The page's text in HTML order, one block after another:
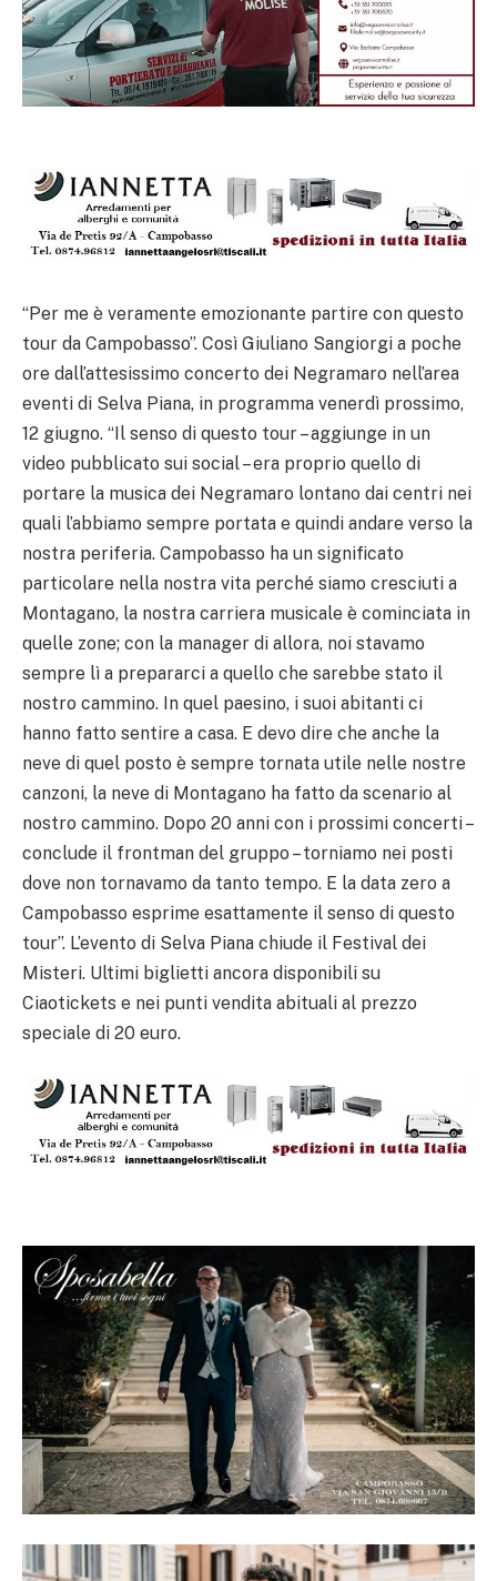
“Per me è veramente emozionante partire con questo
tour da Campobasso”. Così Giuliano Sangiorgi a poche
ore dall’attesissimo concerto dei Negramaro nell’area
eventi di Selva Piana, in programma venerdì prossimo,
12 giugno. “Il senso di questo tour – aggiunge in un
video pubblicato sui social – era proprio quello di
portare la musica dei Negramaro lontano dai centri nei
quali l’abbiamo sempre portata e quindi andare verso la
nostra periferia. Campobasso ha un significato
particolare nella nostra vita perché siamo cresciuti a
Montagano, la nostra carriera musicale è cominciata in
quelle zone; con la manager di allora, noi stavamo
sempre lì a prepararci a quello che sarebbe stato il
nostro cammino. In quel paesino, i suoi abitanti ci
hanno fatto sentire a casa. E devo dire che anche la
neve di quel posto è sempre tornata utile nelle nostre
canzoni, la neve di Montagano ha fatto da scenario al
nostro cammino. Dopo 20 anni con i prossimi concerti –
conclude il frontman del gruppo – torniamo nei posti
dove non tornavamo da tanto tempo. E la data zero a
Campobasso esprime esattamente il senso di questo
tour”. L’evento di Selva Piana chiude il Festival dei
Misteri. Ultimi biglietti ancora disponibili su
Ciaotickets e nei punti vendita abituali al prezzo
speciale di 20 euro.